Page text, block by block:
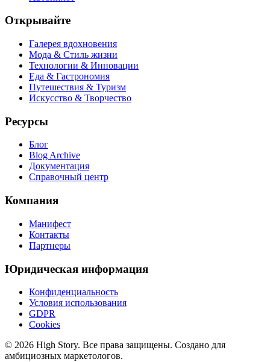
Открывайте
Галерея вдохновения
Мода & Стиль жизни
Технологии & Инновации
Еда & Гастрономия
Путешествия & Туризм
Искусство & Творчество
Ресурсы
Блог
Blog Archive
Документация
Справочный центр
Компания
Манифест
Контакты
Партнеры
Юридическая информация
Конфиденциальность
Условия использования
GDPR
Cookies
© 2026 High Story. Все права защищены. Создано для
амбициозных маркетологов.